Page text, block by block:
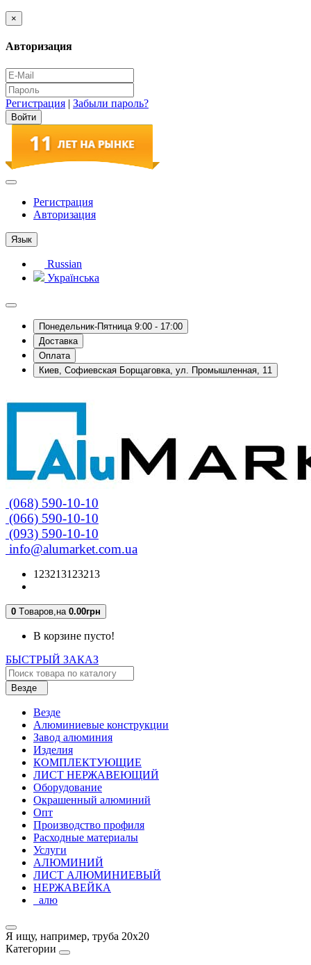
×
Авторизация
Регистрация | Забыли пароль?
Регистрация
Авторизация
Язык
Russian
Українська
Понедельник-Пятница 9:00 - 17:00
Доставка
Оплата
Киев, Софиевская Борщаговка, ул. Промышленная, 11
(068) 590-10-10
(066) 590-10-10
(093) 590-10-10
info@alumarket.com.ua
123213123213
0 Tоваров, на 0.00грн
В корзине пусто!
БЫСТРЫЙ ЗАКАЗ
Везде
Везде
Алюминиевые конструкции
Завод алюминия
Изделия
КОМПЛЕКТУЮЩИЕ
ЛИСТ НЕРЖАВЕЮЩИЙ
Оборудование
Окрашенный алюминий
Опт
Производство профиля
Расходные материалы
Услуги
АЛЮМИНИЙ
ЛИСТ АЛЮМИНИЕВЫЙ
НЕРЖАВЕЙКА
_алю
Я ищу, например, труба 20х20
Категории